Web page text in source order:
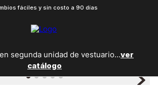
fáciles y sin costo a 90 días
segunda unidad de vestuario...ver
catálogo